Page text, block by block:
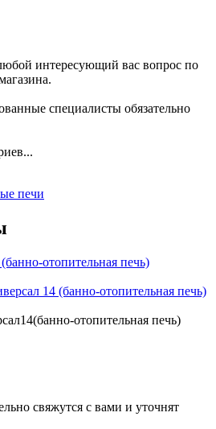
интересующий вас вопрос по
специалисты обязательно
печи
14 (банно-отопительная печь)
отопительная печь)
свяжутся с вами и уточнят